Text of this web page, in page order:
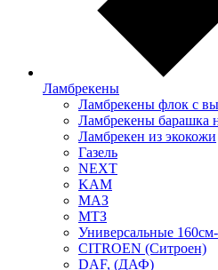
Ламбрекены
Ламбрекены флок с
Ламбрекены барашка
Ламбрекен из экокожи
Газель
NEXT
KAM
МАЗ
МТЗ
Универсальные
CITROEN (Ситроен)
DAF, (ДАФ)